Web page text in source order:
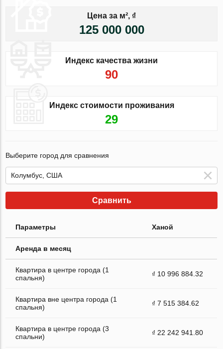
Цена за м², ₫
125 000 000
Индекс качества жизни
90
Индекс стоимости проживания
29
Выберите город для сравнения
Сравнить
Параметры Ханой
Аренда в месяц
Квартира в центре города (1
спальня)
₫ 10 996 884.32
Квартира вне центра города (1
спальня)
₫ 7 515 384.62
Квартира в центре города (3
спальни)
₫ 22 242 941.80